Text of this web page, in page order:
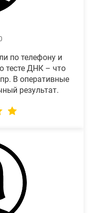
по телефону и
тесте ДНК – что
В оперативные
результат.